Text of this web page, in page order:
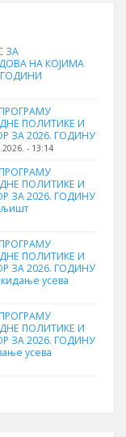
ЗА
НА КОЈИМА
ГОДИНИ
ПОЛИТИКЕ И
ЗА 2026. ГОДИНУ
- 13:14
ПОЛИТИКЕ И
ЗА 2026. ГОДИНУ
ПОЛИТИКЕ И
ЗА 2026. ГОДИНУ
усева
ПОЛИТИКЕ И
ЗА 2026. ГОДИНУ
усева